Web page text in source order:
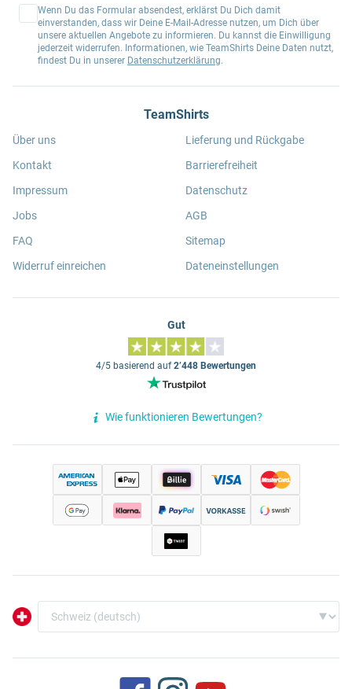
Wenn Du das Formular absendest, erklärst Du Dich damit
einverstanden, dass wir Deine E-Mail-Adresse nutzen, um Dich über
unsere aktuellen Angebote zu informieren. Du kannst die Einwilligung
jederzeit widerrufen. Informationen, wie TeamShirts Deine Daten nutzt,
findest Du in unserer Datenschutzerklärung.
TeamShirts
Über uns
Kontakt
Impressum
Jobs
FAQ
Widerruf einreichen
Lieferung und Rückgabe
Barrierefreiheit
Datenschutz
AGB
Sitemap
Dateneinstellungen
Gut
4/5 basierend auf2’448 Bewertungen
Wie funktionieren Bewertungen?